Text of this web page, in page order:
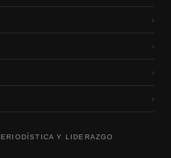
›
›
›
›
Y LIDERAZGO